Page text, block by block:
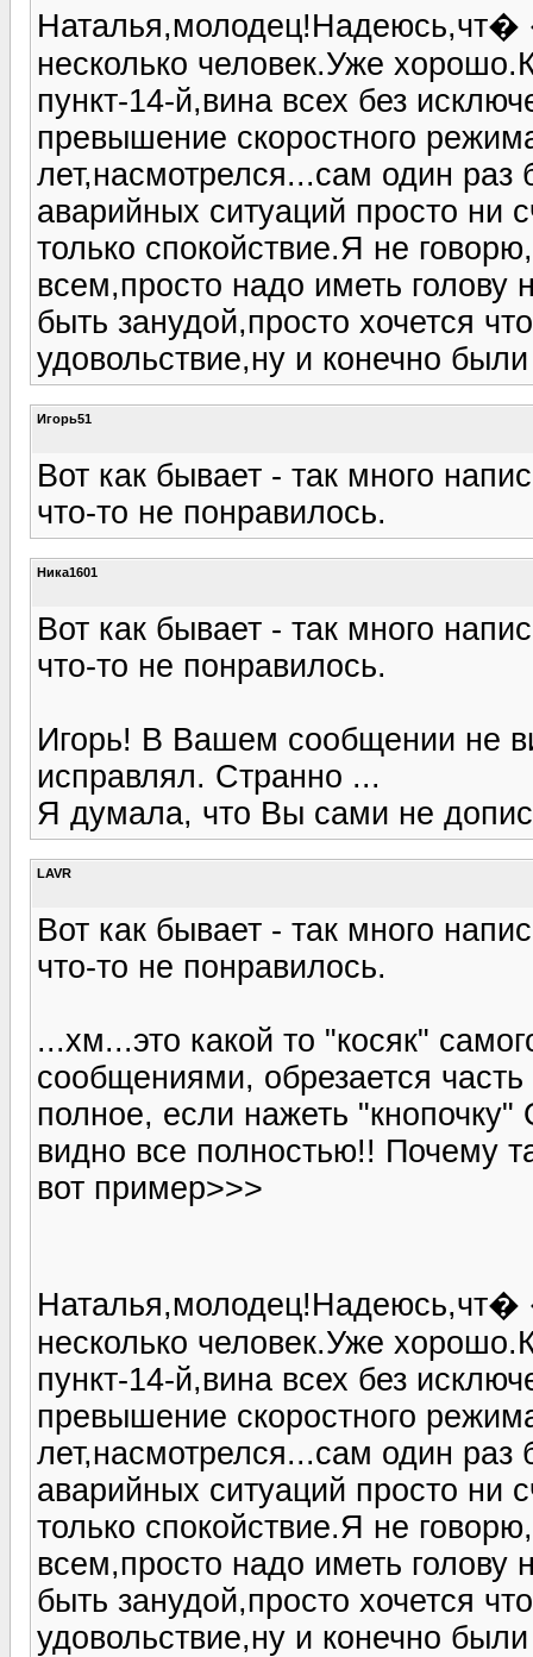
Наталья,молодец!Надеюсь,чт�
несколько человек.Уже
пункт-14-й,вина всех без
превышение скоростного
лет,насмотрелся...сам один
аварийных ситуаций просто ни
только спокойствие.Я не
всем,просто надо иметь голову
быть занудой,просто хочется
удовольствие,ну и конечно
Игорь51
Вот как бывает - так много
что-то не понравилось.
Ника1601
Вот как бывает - так много
что-то не понравилось.
Игорь! В Вашем сообщении не
исправлял. Странно ...
Я думала, что Вы сами не
LAVR
Вот как бывает - так много
что-то не понравилось.
...хм...это какой то "косяк"
сообщениями, обрезается
полное, если нажеть
видно все полностью!! Почему
вот пример>>>
Наталья,молодец!Надеюсь,чт�
несколько человек.Уже
пункт-14-й,вина всех без
превышение скоростного
лет,насмотрелся...сам один
аварийных ситуаций просто ни
только спокойствие.Я не
всем,просто надо иметь голову
быть занудой,просто хочется
удовольствие,ну и конечно